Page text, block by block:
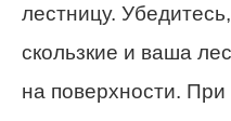
лестницу.
скользкие и ваша
на поверхности.